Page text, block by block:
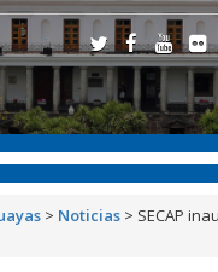
> Noticias > SECAP